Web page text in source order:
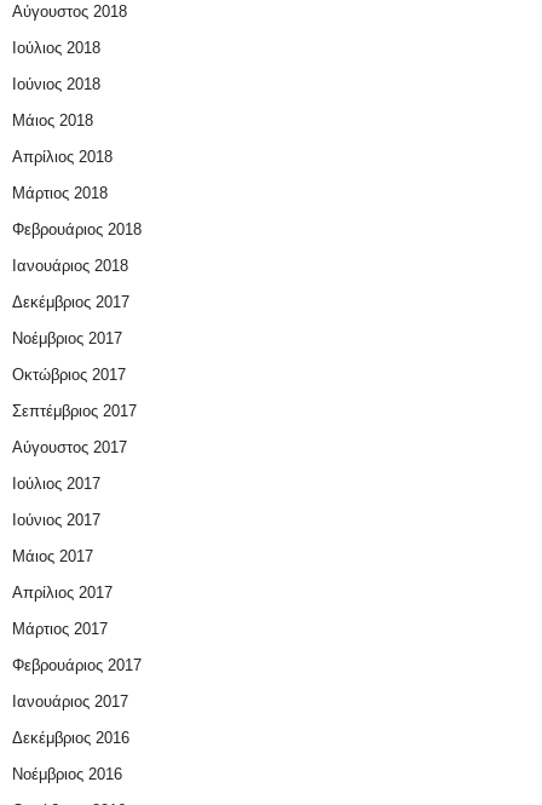
Αύγουστος 2018
Ιούλιος 2018
Ιούνιος 2018
Μάιος 2018
Απρίλιος 2018
Μάρτιος 2018
Φεβρουάριος 2018
Ιανουάριος 2018
Δεκέμβριος 2017
Νοέμβριος 2017
Οκτώβριος 2017
Σεπτέμβριος 2017
Αύγουστος 2017
Ιούλιος 2017
Ιούνιος 2017
Μάιος 2017
Απρίλιος 2017
Μάρτιος 2017
Φεβρουάριος 2017
Ιανουάριος 2017
Δεκέμβριος 2016
Νοέμβριος 2016